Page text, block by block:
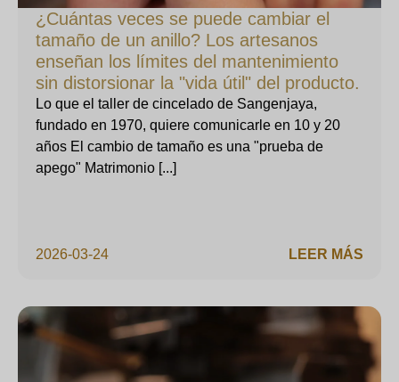
¿Cuántas veces se puede cambiar el
tamaño de un anillo? Los artesanos
enseñan los límites del mantenimiento
sin distorsionar la "vida útil" del producto.
2026-03-24
Lo que el taller de cincelado de Sangenjaya,
fundado en 1970, quiere comunicarle en 10 y 20
años El cambio de tamaño es una "prueba de
apego" Matrimonio [...]
LEER MÁS